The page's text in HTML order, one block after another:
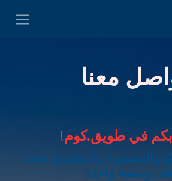
معنا
بكم في طويق.كوم!
والمستورد والمشتري تحت
ومنصة واحدة